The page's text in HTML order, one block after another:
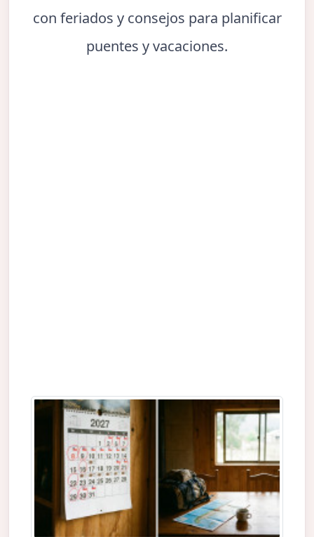
con feriados y consejos para planificar
puentes y vacaciones.